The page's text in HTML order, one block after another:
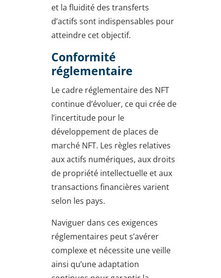
et la fluidité des transferts
d’actifs sont indispensables pour
atteindre cet objectif.
Conformité
réglementaire
Le cadre réglementaire des NFT
continue d’évoluer, ce qui crée de
l’incertitude pour le
développement de places de
marché NFT. Les règles relatives
aux actifs numériques, aux droits
de propriété intellectuelle et aux
transactions financières varient
selon les pays.
Naviguer dans ces exigences
réglementaires peut s’avérer
complexe et nécessite une veille
ainsi qu’une adaptation